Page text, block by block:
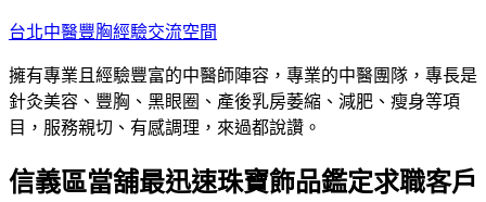
跳
主
要
內
台北中醫豐胸經驗交流空間
擁有專業且經驗豐富的中醫師陣容，專業的中醫團隊，專長是
針灸美容、豐胸、黑眼圈、產後乳房萎縮、減肥、瘦身等項
目，服務親切、有感調理，來過都說讚。
信義區當舖最迅速珠寶飾品鑑定求職客戶